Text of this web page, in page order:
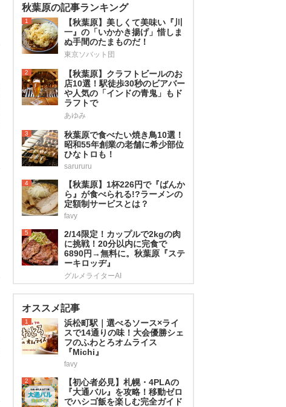
秋葉原の記事ランキング
1
【秋葉原】美しくて美味い『川
一』の「いかかき揚げ」惜しま
ぬ手間のたまものだ！
東京ソバット団
2
【秋葉原】クラフトビールのお
店10選！駅徒歩30秒のビアバー
や人気の「インドの青鬼」もド
ラフトで
あゆみ
3
秋葉原で食べたい焼き鳥10選！
昭和55年創業の老舗に希少部位
ひなトロも！
sarururu
4
【秋葉原】1杯226円で『ばんか
ら』が食べられる!?ラーメンの
定額制サービスとは？
favy
5
2/14限定！カップルで2kgの肉
に挑戦！20分以内に完食で
6890円→無料に。秋葉原『ステ
ーキロッヂ』
グルメライターAI
オススメ記事
1
浜松町駅｜選べるソース×ライ
スで14通りの味！大会優勝シェ
フのふわとろオムライス
『Michi』
favy
2
【初心者必見】札幌・4PLAの
『大通バル』を攻略！移動ゼロ
でハシゴ飯を楽しむ完全ガイド